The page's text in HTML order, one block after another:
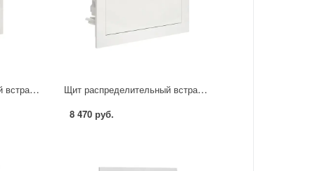
Щит распределительный встраиваемый EKF Nova 24 модуля IP40 пластик Щит распределительный встраиваемый EKF Nova 12 модулей IP40 пластик
8 470 руб.